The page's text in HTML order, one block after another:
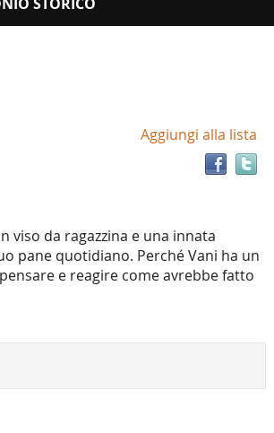
Aggiungi alla lista
viso da ragazzina e una innata
pane quotidiano. Perché Vani ha un
e reagire come avrebbe fatto